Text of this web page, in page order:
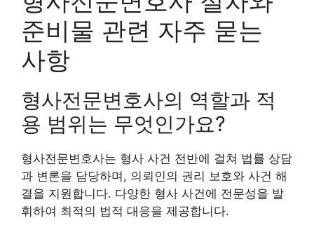
준비물 관련 자주 묻는
사항
형사전문변호사의 역할과 적
용 범위는 무엇인가요?
형사전문변호사는 형사 사건 전반에 걸쳐 법률 상담
과 변론을 담당하며, 의뢰인의 권리 보호와 사건 해
결을 지원합니다. 다양한 형사 사건에 전문성을 발
휘하여 최적의 법적 대응을 제공합니다.